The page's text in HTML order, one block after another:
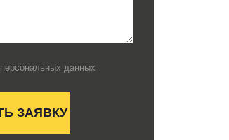
персональных данных